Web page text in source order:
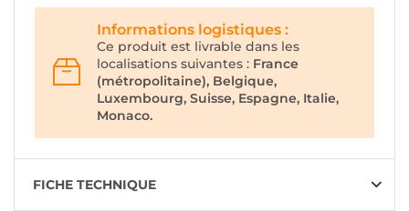
Informations logistiques :
Ce produit est livrable dans les
localisations suivantes : France
(métropolitaine), Belgique,
Luxembourg, Suisse, Espagne, Italie,
Monaco.
FICHE TECHNIQUE